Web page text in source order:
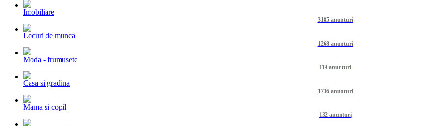
Imobiliare
3185 anunturi
Locuri de munca
1268 anunturi
Moda - frumusete
119 anunturi
Casa si gradina
1736 anunturi
Mama si copil
132 anunturi